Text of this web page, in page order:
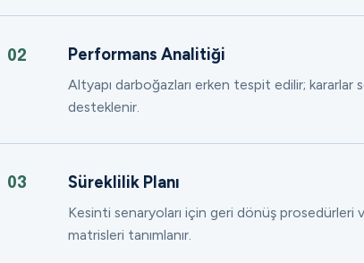
02 Performans Analitiği
Altyapı darboğazları erken tespit edilir; kararlar
desteklenir.
03 Süreklilik Planı
Kesinti senaryoları için geri dönüş prosedürleri
matrisleri tanımlanır.